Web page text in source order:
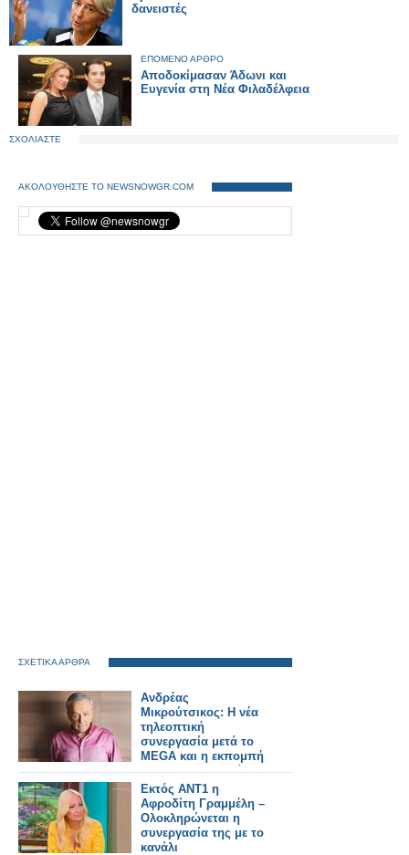
δανειστές
ΕΠΟΜΕΝΟ ΑΡΘΡΟ
Αποδοκίμασαν Άδωνι και
Ευγενία στη Νέα Φιλαδέλφεια
ΣΧΟΛΙΑΣΤΕ
ΑΚΟΛΟΥΘΗΣΤΕ ΤΟ NEWSNOWGR.COM
ΣΧΕΤΙΚΑ ΑΡΘΡΑ
Ανδρέας
Μικρούτσικος: Η νέα
τηλεοπτική
συνεργασία μετά το
MEGA και η εκπομπή
που θα παρουσιάσει
Εκτός ΑΝΤ1 η
Αφροδίτη Γραμμέλη –
Ολοκληρώνεται η
συνεργασία της με το
κανάλι